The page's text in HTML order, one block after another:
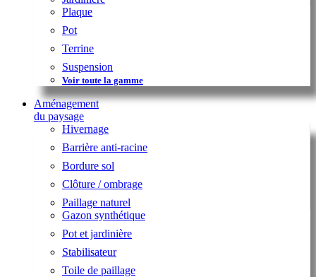
Plaque
Pot
Terrine
Suspension
Voir toute la gamme
Aménagement
du paysage
Hivernage
Barrière anti-racine
Bordure sol
Clôture / ombrage
Paillage naturel
Gazon synthétique
Pot et jardinière
Stabilisateur
Toile de paillage